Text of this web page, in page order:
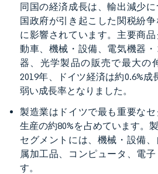
同国の経済成長は、輸出減少
国政府が引き起こした関税紛
に影響されています。主要商
動車、機械・設備、電気機器
器、光学製品の販売で最大の
2019年、ドイツ経済は約0.6%
弱い成長率となりました。
製造業はドイツで最も重要な
生産の約80%を占めています。
セグメントには、機械・設備
属加工品、コンピュータ、電
す。